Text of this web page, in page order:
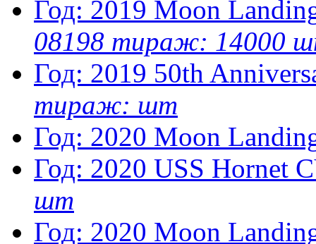
Год: 2019 Moon
08198 тираж: 14000
Год: 2019 50th
тираж: шт
Год: 2020 Moon
Год: 2020 USS Hornet
шт
Год: 2020 Moon